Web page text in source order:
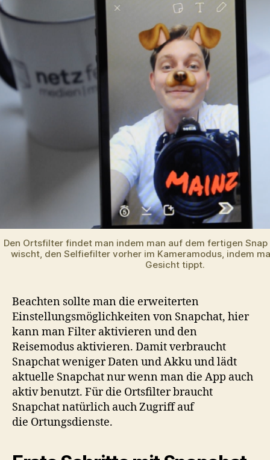
Den Ortsfilter findet man indem man auf dem fertigen
wischt, den Selfiefilter vorher im Kameramodus, indem
Gesicht tippt.
Beachten sollte man die erweiterten
Einstellungsmöglichkeiten von Snapchat, hier
kann man Filter aktivieren und den
Reisemodus aktivieren. Damit verbraucht
Snapchat weniger Daten und Akku und lädt
aktuelle Snapchat nur wenn man die App auch
aktiv benutzt. Für die Ortsfilter braucht
Snapchat natürlich auch Zugriff auf
die Ortungsdienste.